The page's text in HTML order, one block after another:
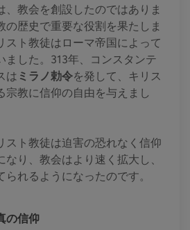
、教会を創設したのではありま
の歴史で重要な役割を果たしま
スト教徒はローマ帝国によって
ました。313年、コンスタンテ
は ミラノ勅令を発して、キリス
宗教に信仰の自由を与えまし
スト教徒は迫害の恐れなく信仰
なり、教会はより速く拡大し、
れるようになったのです。
の信仰